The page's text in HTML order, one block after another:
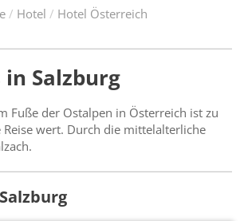
Hotel Hotel Österreich
Salzburg
Fuße der Ostalpen in Österreich ist zu
Reise wert. Durch die mittelalterliche